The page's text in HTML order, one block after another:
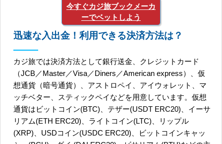
今すぐカジ旅ブックメーカ
ーでベットしよう
迅速な入出金！利用できる決済方法は？
カジ旅では決済方法として銀行送金、クレジットカード
（JCB／Master／Visa／Diners／American express）、仮
想通貨（暗号通貨）、アストロペイ、アイウォレット、マ
ッチベター、スティックペイなどを用意しています。仮想
通貨はビットコイン(BTC)、テザー(USDT ERC20)、イーサ
リアム(ETH ERC20)、ライトコイン(LTC)、リップル
(XRP)、USDコイン(USDC ERC20)、ビットコインキャッ